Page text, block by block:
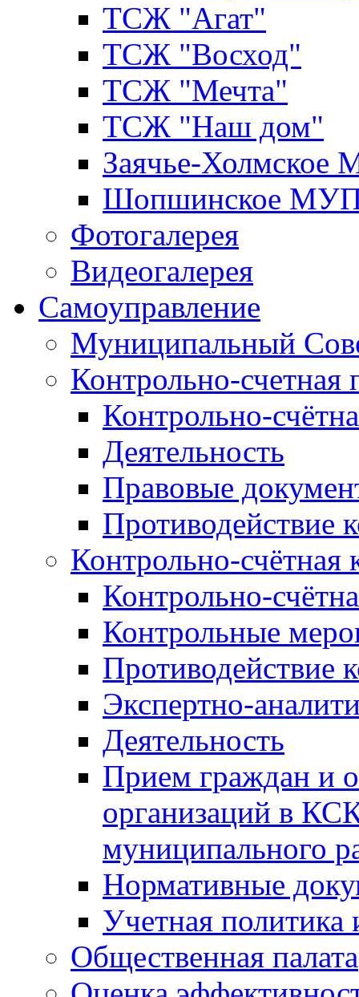
ТСЖ "Агат"
ТСЖ "Восход"
ТСЖ "Мечта"
ТСЖ "Наш дом"
Заячье-
Шопшинское
Фотогалерея
Видеогалерея
Самоуправление
Муниципальный
Контрольно-счетная
Контрольно-
Деятельность
Правовые
Противодействие
Контрольно-счётная
Контрольно-
Контрольные
Противодействие
Экспертно-
Деятельность
Прием граждан и
организаций в
муниципального
Нормативные
Учетная политика
Общественная палата